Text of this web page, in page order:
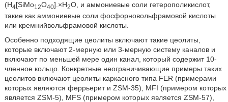
(H4[SiMo12O40].×H2O, и аммониевые соли гетерополикислот,
такие как аммониевые соли фосфорновольфрамовой кислоты
или кремнийвольфрамовой кислоты.
Особенно подходящие цеолиты включают такие цеолиты,
которые включают 2-мерную или 3-мерную систему каналов и
включают по меньшей мере один канал, который содержит 10-
членное кольцо. Конкретные неограничивающие примеры таких
цеолитов включают цеолиты каркасного типа FER (примерами
которых являются феррьерит и ZSM-35), MFI (примером которых
является ZSM-5), MFS (примером которых является ZSM-57),